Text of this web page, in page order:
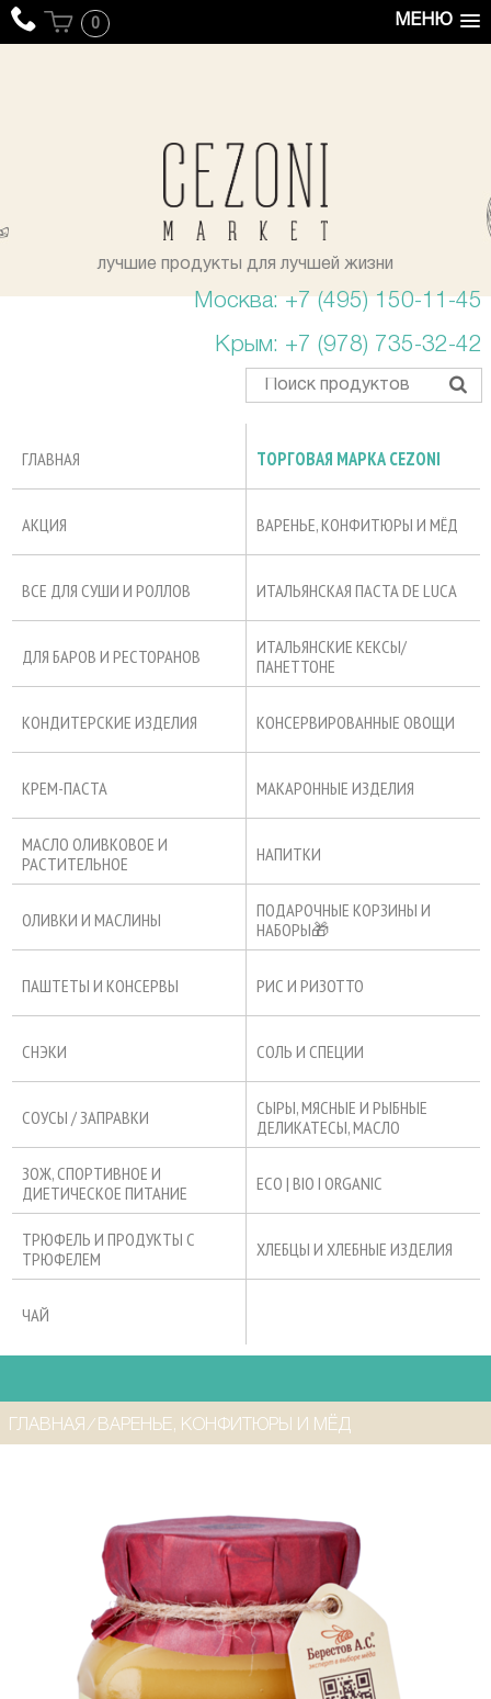
МЕНЮ
0
лучшие продукты для лучшей жизни
Москва: +7 (495) 150-11-45
Крым: +7 (978) 735-32-42
ГЛАВНАЯ ТОРГОВАЯ МАРКА CEZONI
АКЦИЯ ВАРЕНЬЕ, КОНФИТЮРЫ И МЁД
ВСЕ ДЛЯ СУШИ И РОЛЛОВ ИТАЛЬЯНСКАЯ ПАСТА DE LUCA
ДЛЯ БАРОВ И РЕСТОРАНОВ
ИТАЛЬЯНСКИЕ КЕКСЫ/
ПАНЕТТОНЕ
КОНДИТЕРСКИЕ ИЗДЕЛИЯ КОНСЕРВИРОВАННЫЕ ОВОЩИ
КРЕМ-ПАСТА МАКАРОННЫЕ ИЗДЕЛИЯ
МАСЛО ОЛИВКОВОЕ И
РАСТИТЕЛЬНОЕ
НАПИТКИ
ОЛИВКИ И МАСЛИНЫ
ПОДАРОЧНЫЕ КОРЗИНЫ И
НАБОРЫ🎁
ПАШТЕТЫ И КОНСЕРВЫ РИС И РИЗОТТО
СНЭКИ СОЛЬ И СПЕЦИИ
СОУСЫ / ЗАПРАВКИ
СЫРЫ, МЯСНЫЕ И РЫБНЫЕ
ДЕЛИКАТЕСЫ, МАСЛО
ЗОЖ, СПОРТИВНОЕ И
ДИЕТИЧЕСКОЕ ПИТАНИЕ
ECO | BIO I ORGANIC
ТРЮФЕЛЬ И ПРОДУКТЫ С
ТРЮФЕЛЕМ
ХЛЕБЦЫ И ХЛЕБНЫЕ ИЗДЕЛИЯ
ЧАЙ
ГЛАВНАЯ ⁄ ВАРЕНЬЕ, КОНФИТЮРЫ И МЁД